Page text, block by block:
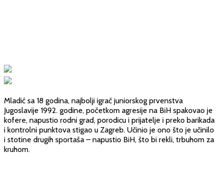
Mladić sa 18 godina, najbolji igrač juniorskog prvenstva
Jugoslavije 1992. godine, početkom agresije na BiH spakovao je
kofere, napustio rodni grad, porodicu i prijatelje i preko barikada
i kontrolni punktova stigao u Zagreb. Učinio je ono što je učinilo
i stotine drugih sportaša – napustio BiH, što bi rekli, trbuhom za
kruhom.